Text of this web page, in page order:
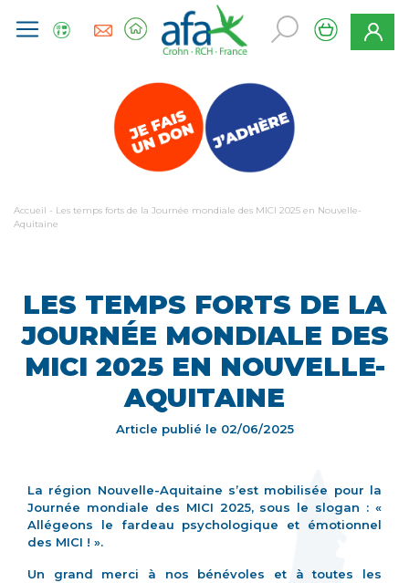
Accueil - Les temps forts de la Journée mondiale des MICI 2025 en Nouvelle-
Aquitaine
LES TEMPS FORTS DE LA
JOURNÉE MONDIALE DES
MICI 2025 EN NOUVELLE-
AQUITAINE
Article publié le 02/06/2025
La région Nouvelle-Aquitaine s’est mobilisée pour la
Journée mondiale des MICI 2025, sous le slogan : «
Allégeons le fardeau psychologique et émotionnel
des MICI ! ».
Un grand merci à nos bénévoles et à toutes les